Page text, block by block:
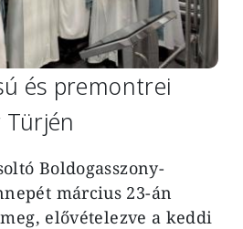
és premontrei
Türjén
Boldogasszony-
március 23-án
elővételezve a keddi